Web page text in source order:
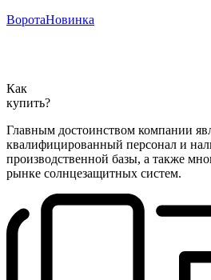
ВоротаНовинка
Как
купить?
Главным достоинством компании
квалифицированный персонал и
производственной базы, а также
рынке солнцезащитных систем.